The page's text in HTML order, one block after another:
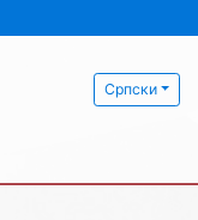
Српски